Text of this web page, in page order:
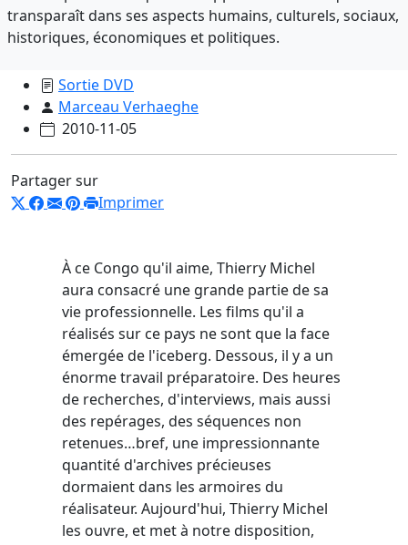
transparaît dans ses aspects humains, culturels, sociaux,
historiques, économiques et politiques.
Sortie DVD
Marceau Verhaeghe
2010-11-05
Partager sur
Imprimer
À ce Congo qu'il aime, Thierry Michel
aura consacré une grande partie de sa
vie professionnelle. Les films qu'il a
réalisés sur ce pays ne sont que la face
émergée de l'iceberg. Dessous, il y a un
énorme travail préparatoire. Des heures
de recherches, d'interviews, mais aussi
des repérages, des séquences non
retenues…bref, une impressionnante
quantité d'archives précieuses
dormaient dans les armoires du
réalisateur. Aujourd'hui, Thierry Michel
les ouvre, et met à notre disposition,